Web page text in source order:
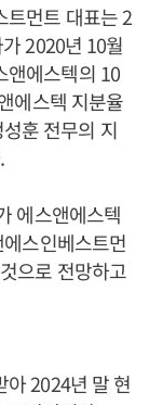
트먼트 대표는 2
2020년 10월
앤에스텍의 10
에스텍 지분율
훈 전무의 지
에스앤에스텍
스인베스트먼
으로 전망하고
아 2024년 말 현